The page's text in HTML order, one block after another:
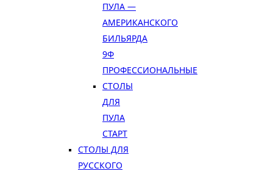
ПУЛА —
АМЕРИКАНСКОГО
БИЛЬЯРДА
9Ф
ПРОФЕССИОНАЛЬНЫЕ
СТОЛЫ
ДЛЯ
ПУЛА
СТАРТ
СТОЛЫ ДЛЯ
РУССКОГО